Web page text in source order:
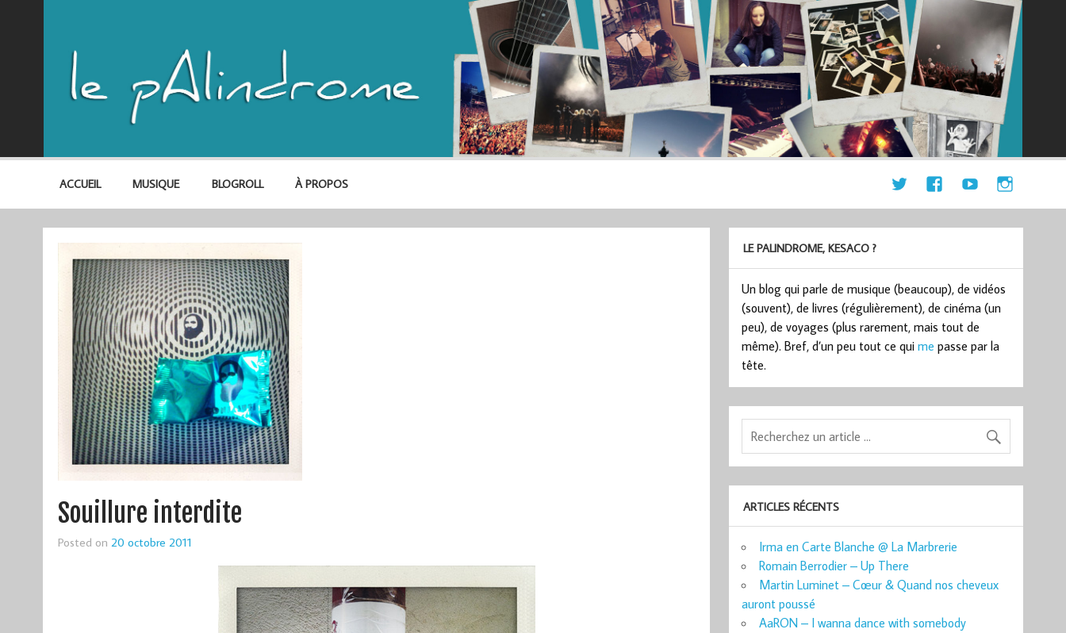
ACCUEIL MUSIQUE BLOGROLL À PROPOS
Souillure interdite
Posted on 20 octobre 2011
LE PALINDROME, KESACO ?
Un blog qui parle de musique (beaucoup), de vidéos
(souvent), de livres (régulièrement), de cinéma (un
peu), de voyages (plus rarement, mais tout de
même). Bref, d’un peu tout ce quime passe par la
tête.
ARTICLES RÉCENTS
Irma en Carte Blanche @ La Marbrerie
Romain Berrodier – Up There
Martin Luminet – Cœur & Quand nos cheveux
auront poussé
AaRON – I wanna dance with somebody